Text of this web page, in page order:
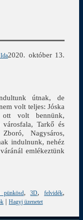
2020. október 13.
útnak, de
volt teljes: Jóska
ott volt bennünk,
városfala, Tarkő és
Nagysáros,
indulnunk, nehéz
emlékeztünk
pünkösd,3D, felvidék,
|Hagyj üzenetet